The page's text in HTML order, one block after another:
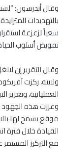
وقال أندرسون:
بالتهديدات
سعياً لزعزعة
تقويض أسلوب
ولايته، ركزت
العملياتية،
وعززت هذه الجهود
موقع يسمح لها
القيادة خلال
مع التركيز